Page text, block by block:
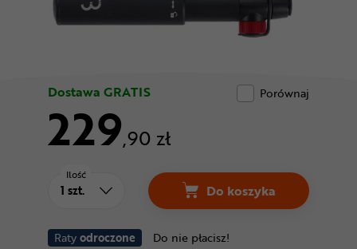
Dostawa GRATIS Porównaj
229,90 zł
Ratyodroczone
Do nie płacisz!
Ilość
Do koszyka